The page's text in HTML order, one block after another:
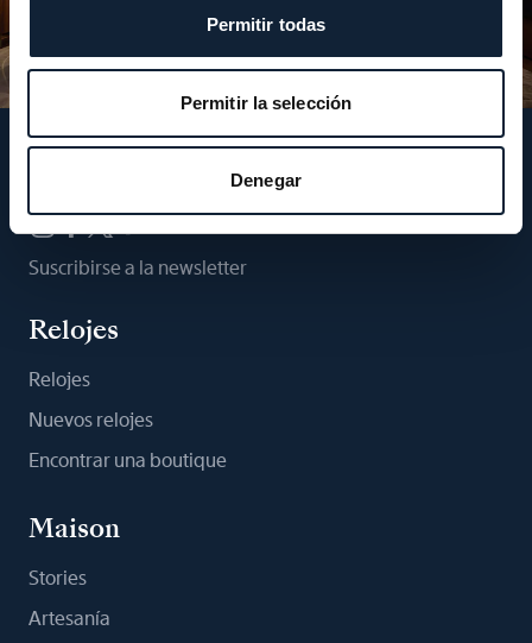
Permitir todas
Permitir la selección
Denegar
Suscribirse a la newsletter
Relojes
Relojes
Nuevos relojes
Encontrar una boutique
Maison
Stories
Artesanía